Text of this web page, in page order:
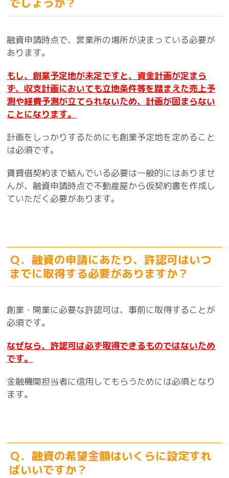
でしょうか？
融資申請時点で、営業所の場所が決まっている必要が
あります。
もし、創業予定地が未定ですと、資金計画が定まら
ず、収支計画においても立地条件等を踏まえた売上予
測や経費予測が立てられないため、計画が固まらない
ことになります。
計画をしっかりするためにも創業予定地を定めること
は必須です。
賃貸借契約まで結んでいる必要は一般的にはありませ
んが、融資申請時点で不動産屋から仮契約書を作成し
ていただく必要があります。
Ｑ．融資の申請にあたり、許認可はいつ
までに取得する必要がありますか？
創業・開業に必要な許認可は、事前に取得することが
必須です。
なぜなら、許認可は必ず取得できるものではないため
です。
金融機関担当者に信用してもらうためには必須となり
ます。
Ｑ．融資の希望金額はいくらに設定すれ
ばいいですか？